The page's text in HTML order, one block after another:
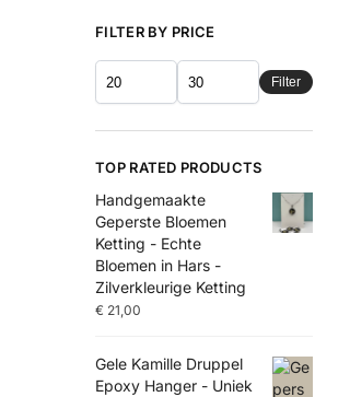
FILTER BY PRICE
Filter
TOP RATED PRODUCTS
Handgemaakte
Geperste Bloemen
Ketting - Echte
Bloemen in Hars -
Zilverkleurige Ketting
€ 21,00
Gele Kamille Druppel
Epoxy Hanger - Uniek